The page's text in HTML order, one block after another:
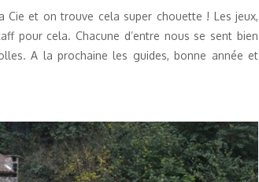
et on trouve cela super chouette ! Les jeux,
pour cela. Chacune d’entre nous se sent bien
A la prochaine les guides, bonne année et